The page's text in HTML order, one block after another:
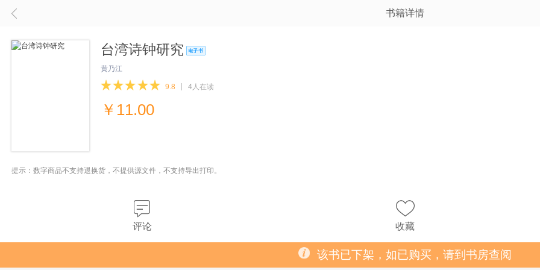
书籍详情
台湾诗钟研究
黄乃江
9.8 4人在读
￥ 11.00
提示：数字商品不支持退换货，不提供源文件，不支持导出打印。
评论 收藏
该书已下架，如已购买，请到书房查阅